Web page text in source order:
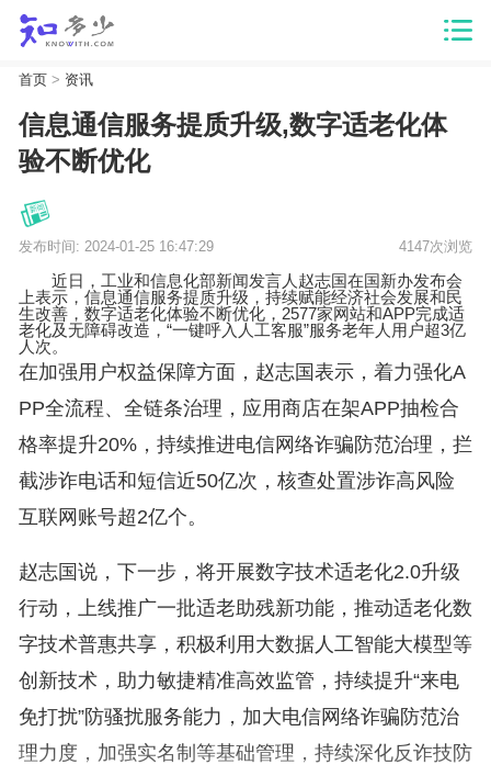
首页> 资讯
信息通信服务提质升级,数字适老化体
验不断优化
发布时间: 2024-01-25 16:47:29 4147次浏览
近日，工业和信息化部新闻发言人赵志国在国新办发布会
上表示，信息通信服务提质升级，持续赋能经济社会发展和民
生改善，数字适老化体验不断优化，2577家网站和APP完成适
老化及无障碍改造，“一键呼入人工客服”服务老年人用户超3亿
人次。
在加强用户权益保障方面，赵志国表示，着力强化A
PP全流程、全链条治理，应用商店在架APP抽检合
格率提升20%，持续推进电信网络诈骗防范治理，拦
截涉诈电话和短信近50亿次，核查处置涉诈高风险
互联网账号超2亿个。
赵志国说，下一步，将开展数字技术适老化2.0升级
行动，上线推广一批适老助残新功能，推动适老化数
字技术普惠共享，积极利用大数据人工智能大模型等
创新技术，助力敏捷精准高效监管，持续提升“来电
免打扰”防骚扰服务能力，加大电信网络诈骗防范治
理力度，加强实名制等基础管理，持续深化反诈技防